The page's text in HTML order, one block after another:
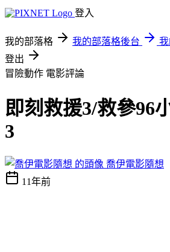
登入
我的部落格 我的部落格後台
登出
冒險動作 電影評論
即刻救援3/救參96
3
喬伊電影隨想
11年前